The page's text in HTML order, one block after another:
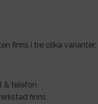
finns i tre olika
& telefon
finns